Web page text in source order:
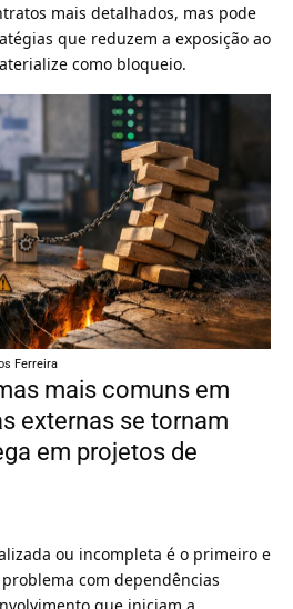
mais detalhados, mas pode
que reduzem a exposição ao
como bloqueio.
Ferreira
mais comuns em
externas se tornam
em projetos de
ou incompleta é o primeiro e
com dependências